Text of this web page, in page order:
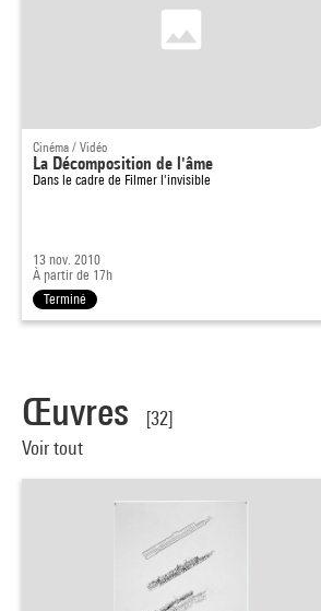
Cinéma / Vidéo
La Décomposition de l'âme
Dans le cadre de Filmer l'invisible
13 nov. 2010
À partir de 17h
Terminé
Œuvres
[32]
Voir tout